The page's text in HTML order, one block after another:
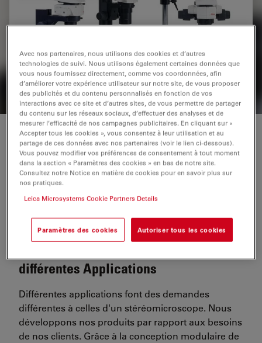
VOIR TOUS LES PRODUITS ASSOCIÉS
Table des matières
A key instrument
Facteurs clés
Documentation
Working together FAQ
différentes Applications
Différentes applications font des demandes
différentes à celles d'un stéréomicroscope. Nous
développons nos produits par rapport aux besoins
de nos clients. Grâce à la conception modulaire de
Avec nos partenaires, nous utilisons des cookies et d’autres
technologies de suivi. Nous utilisons également certaines données que
vous nous fournissez directement, comme vos coordonnées, afin
d’améliorer votre expérience utilisateur sur notre site, de vous proposer
des publicités et du contenu personnalisés en fonction de vos
interactions avec ce site et d’autres sites, de vous permettre de partager
du contenu sur les réseaux sociaux, d’effectuer des analyses et de
mesurer l’efficacité de nos campagnes publicitaires. En cliquant sur «
Accepter tous les cookies », vous consentez à leur utilisation et au
partage de ces données avec nos partenaires (voir le lien ci-dessous).
Vous pouvez modifier vos préférences de consentement à tout moment
dans la section « Paramètres des cookies » en bas de notre site.
Consultez notre Notice en matière de cookies pour en savoir plus sur
nos pratiques.
Leica Microsystems Cookie Partners Details
Paramètres des cookies Autoriser tous les cookies